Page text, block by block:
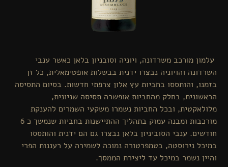
עלמון מורכב משרדונה, ויוניה וסובניון בלאן כאשר ענבי
השרדונה והויוניה נבצרו ידנית בבשלות אופטימאלית, כל זן
בזמנו, והותססו בחביות עץ אלון צרפתי חדשות. בסיום התסיסה
הראשונית, בחלק מהחביות אופשרה תסיסה שניונית,
מלולאקטית, ובכל החביות נשמרו משקעי השמרים להענקת
מורכבות ומבנה עמוק בתהליך ההתיישנות בחביות שנמשך כ 6
חודשים. ענבי הסוביניון בלאן נבצרו גם הם ידנית והותססו
במיכל נירוסטה, בטמפרטורה נמוכה לשמירה על רעננות הפרי
והיין נשמר במיכל עד ליצירת הממסך.